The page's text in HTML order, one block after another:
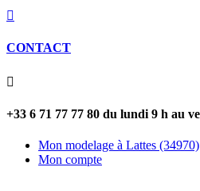

CONTACT

+33 6 71 77 77 80 du lundi 9 h au
Mon modelage à Lattes (34970)
Mon compte